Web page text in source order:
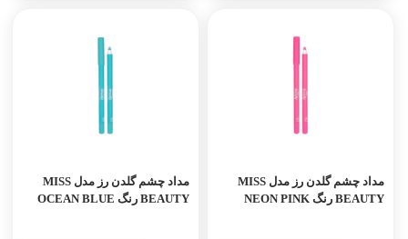
مداد چشم گلدن رز مدل MISS
BEAUTY رنگ NEON PINK
مداد چشم گلدن رز مدل MISS
BEAUTY رنگ OCEAN BLUE